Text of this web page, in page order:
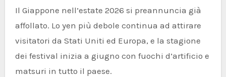
Il Giappone nell’estate 2026 si preannuncia già
affollato. Lo yen più debole continua ad attirare
visitatori da Stati Uniti ed Europa, e la stagione
dei festival inizia a giugno con fuochi d’artificio e
matsuri in tutto il paese.